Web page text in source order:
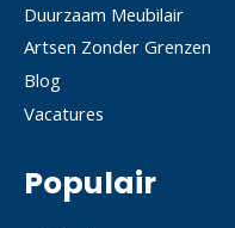
Duurzaam Meubilair
Artsen Zonder Grenzen
Blog
Vacatures
Populair